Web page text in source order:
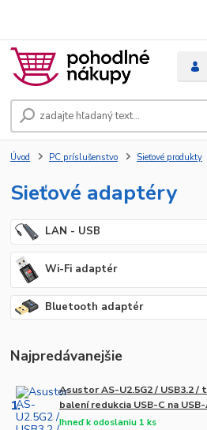
Úvod PC príslušenstvo Sieťové produkty
Sieťové adaptéry
LAN - USB
Wi-Fi adaptér
Bluetooth adaptér
Najpredávanejšie
1.
Asustor AS-U2.5G2 / USB3.2 /
balení redukcia USB-C na
Ihneď k odoslaniu 1 ks